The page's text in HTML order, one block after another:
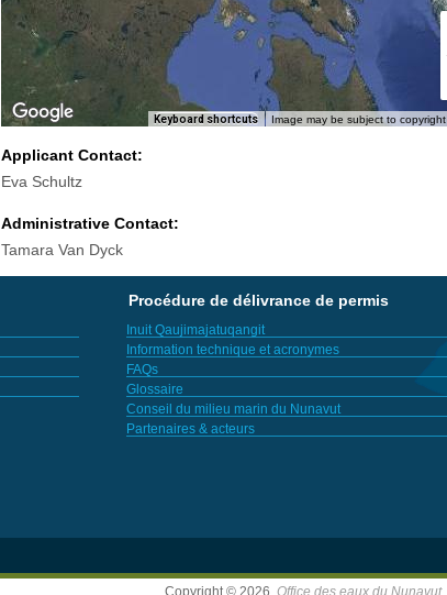
Keyboard shortcuts Image may be subject to copyright
Applicant Contact:
Eva Schultz
Administrative Contact:
Tamara Van Dyck
Procédure de délivrance de permis
Inuit Qaujimajatuqangit
Information technique et acronymes
FAQs
Glossaire
Conseil du milieu marin du Nunavut
Partenaires & acteurs
Copyright © 2026, Office des eaux du Nunavut